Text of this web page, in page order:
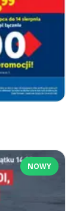
NOWY